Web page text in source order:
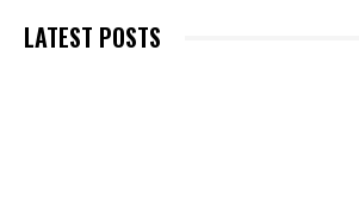
LATEST POSTS